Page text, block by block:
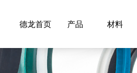
德龙首页 产品 材料